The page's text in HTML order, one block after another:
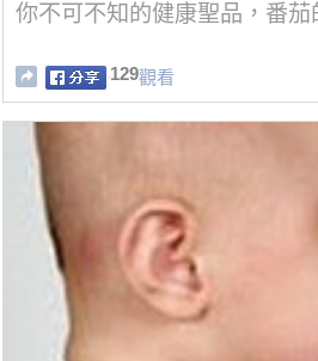
你不可不知的健康聖品，番
129觀看